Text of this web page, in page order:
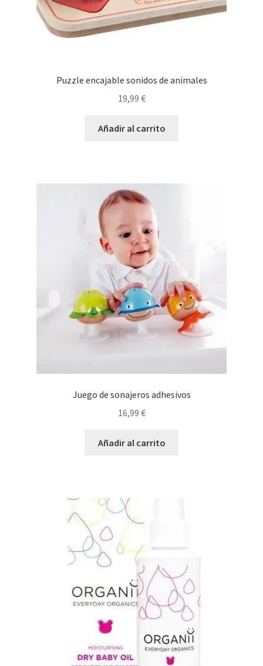
Puzzle encajable sonidos de animales
19,99 €
Añadir al carrito
Juego de sonajeros adhesivos
16,99 €
Añadir al carrito